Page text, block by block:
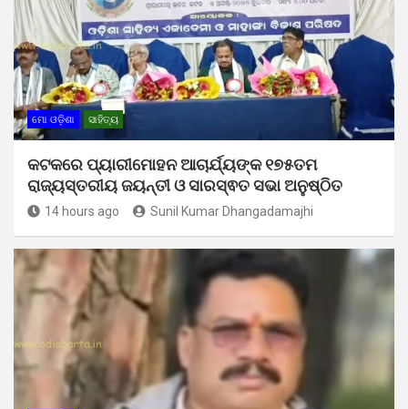
ମୋ ଓଡ଼ିଶା ସାହିତ୍ୟ
କଟକରେ ପ୍ୟାରୀମୋହନ ଆଚାର୍ଯ୍ୟଙ୍କ ୧୭୫ତମ
ରାଜ୍ୟସ୍ତରୀୟ ଜୟନ୍ତୀ ଓ ସାରସ୍ଵତ ସଭା ଅନୁଷ୍ଠିତ
14 hours ago Sunil Kumar Dhangadamajhi